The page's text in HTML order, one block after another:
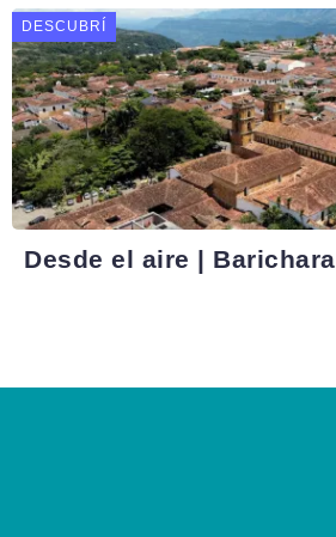
DESCUBRÍ
Desde el aire | Barichara